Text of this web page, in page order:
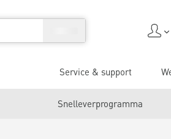
Service & support
Snelleverprogramma